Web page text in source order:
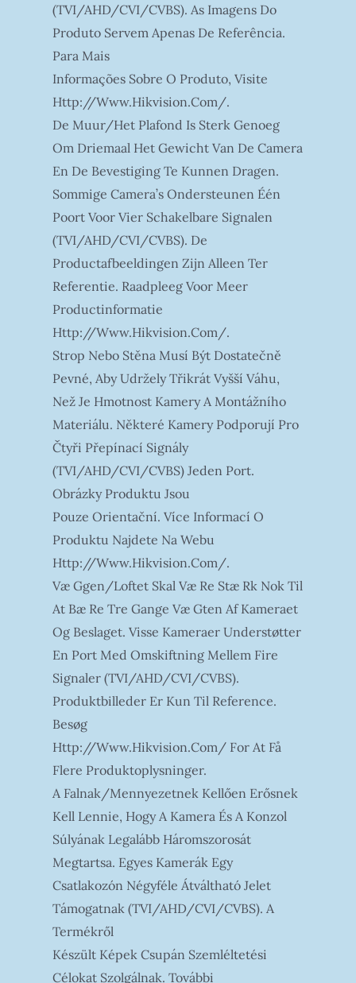
(TVI/AHD/CVI/CVBS). As Imagens Do
Produto Servem Apenas De Referência.
Para Mais
Informações Sobre O Produto, Visite
Http://www.hikvision.com/.
De Muur/het Plafond Is Sterk Genoeg
Om Driemaal Het Gewicht Van De Camera
En De Bevestiging Te Kunnen Dragen.
Sommige Camera’s Ondersteunen Één
Poort Voor Vier Schakelbare Signalen
(TVI/AHD/CVI/CVBS). De
Productafbeeldingen Zijn Alleen Ter
Referentie. Raadpleeg Voor Meer
Productinformatie
Http://www.hikvision.com/.
Strop Nebo Stěna Musí Být Dostatečně
Pevné, Aby Udržely Třikrát Vyšší Váhu,
Než Je Hmotnost Kamery A Montážního
Materiálu. Některé Kamery Podporují Pro
Čtyři Přepínací Signály
(TVI/AHD/CVI/CVBS) Jeden Port.
Obrázky Produktu Jsou
Pouze Orientační. Více Informací O
Produktu Najdete Na Webu
Http://www.hikvision.com/.
Væ Ggen/loftet Skal Væ Re Stæ Rk Nok Til
At Bæ Re Tre Gange Væ Gten Af Kameraet
Og Beslaget. Visse Kameraer Understøtter
En Port Med Omskiftning Mellem Fire
Signaler (TVI/AHD/CVI/CVBS).
Produktbilleder Er Kun Til Reference.
Besøg
Http://www.hikvision.com/ For At Få
Flere Produktoplysninger.
A Falnak/mennyezetnek Kellően Erősnek
Kell Lennie, Hogy A Kamera És A Konzol
Súlyának Legalább Háromszorosát
Megtartsa. Egyes Kamerák Egy
Csatlakozón Négyféle Átváltható Jelet
Támogatnak (TVI/AHD/CVI/CVBS). A
Termékről
Készült Képek Csupán Szemléltetési
Célokat Szolgálnak. További